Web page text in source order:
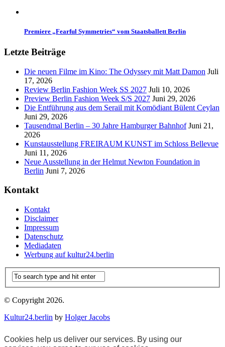
Premiere „Fearful Symmetries“ vom Staatsballett Berlin
Letzte Beiträge
Die neuen Filme im Kino: The Odyssey mit Matt Damon Juli
17, 2026
Review Berlin Fashion Week SS 2027 Juli 10, 2026
Preview Berlin Fashion Week S/S 2027 Juni 29, 2026
Die Entführung aus dem Serail mit Komödiant Bülent Ceylan
Juni 29, 2026
Tausendmal Berlin – 30 Jahre Hamburger Bahnhof Juni 21,
2026
Kunstausstellung FREIRAUM KUNST im Schloss Bellevue
Juni 11, 2026
Neue Ausstellung in der Helmut Newton Foundation in
Berlin Juni 7, 2026
Kontakt
Kontakt
Disclaimer
Impressum
Datenschutz
Mediadaten
Werbung auf kultur24.berlin
© Copyright 2026.
Kultur24.berlin by Holger Jacobs
Cookies help us deliver our services. By using our